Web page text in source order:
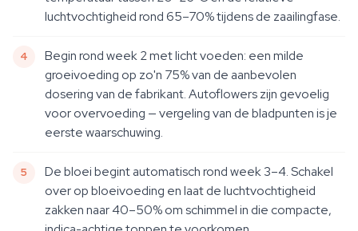
luchtvochtigheid rond 65–70% tijdens de zaailingfase.
Begin rond week 2 met licht voeden: een milde
groeivoeding op zo'n 75% van de aanbevolen
dosering van de fabrikant. Autoflowers zijn gevoelig
voor overvoeding — vergeling van de bladpunten is je
eerste waarschuwing.
De bloei begint automatisch rond week 3–4. Schakel
over op bloeivoeding en laat de luchtvochtigheid
zakken naar 40–50% om schimmel in die compacte,